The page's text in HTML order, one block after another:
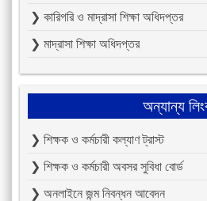
❯ কারিগরি ও মাদ্রাসা শিক্ষা অধিদপ্তর
❯ মাদ্রাসা শিক্ষা অধিদপ্তর
অন্যান্য
❯ শিক্ষক ও কর্মচারী কল্যাণ ট্রাস্ট
❯ শিক্ষক ও কর্মচারী অবসর সুবিধা বোর্ড
❯ অনলাইনে জন্ম নিবন্ধন আবেদন